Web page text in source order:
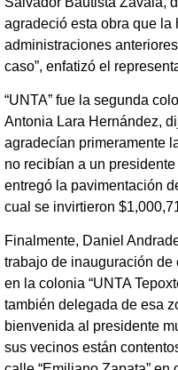
agradeció esta obra que la
administraciones
caso”, enfatizó el
“UNTA” fue la segunda
Antonia Lara Hernández,
agradecían primeramente
no recibían a un
entregó la pavimentación
cual se invirtieron
Finalmente, Daniel
trabajo de inauguración
en la colonia “UNTA
también delegada de esa
bienvenida al presidente
sus vecinos están